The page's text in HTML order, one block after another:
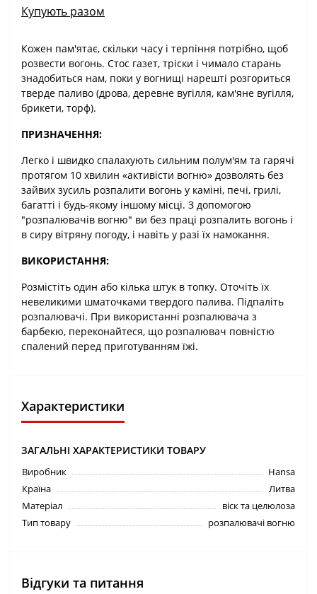
Купують разом
Кожен пам'ятає, скільки часу і терпіння потрібно, щоб
розвести вогонь. Стос газет, тріски і чимало старань
знадобиться нам, поки у вогнищі нарешті розгориться
тверде паливо (дрова, деревне вугілля, кам'яне вугілля,
брикети, торф).
ПРИЗНАЧЕННЯ:
Легко і швидко спалахують сильним полум'ям та гарячі
протягом 10 хвилин «активісти вогню» дозволять без
зайвих зусиль розпалити вогонь у каміні, печі, грилі,
багатті і будь-якому іншому місці. З допомогою
"розпалювачів вогню" ви без праці розпалить вогонь і
в сиру вітряну погоду, і навіть у разі їх намокання.
ВИКОРИСТАННЯ:
Розмістіть один або кілька штук в топку. Оточіть їх
невеликими шматочками твердого палива. Підпаліть
розпалювачі. При використанні розпалювача з
барбекю, переконайтеся, що розпалювач повністю
спалений перед приготуванням їжі.
Характеристики
ЗАГАЛЬНІ ХАРАКТЕРИСТИКИ ТОВАРУ
Виробник
Hansa
Країна
Литва
Матеріал
віск та целюлоза
Тип товару
розпалювачі вогню
Відгуки та питання